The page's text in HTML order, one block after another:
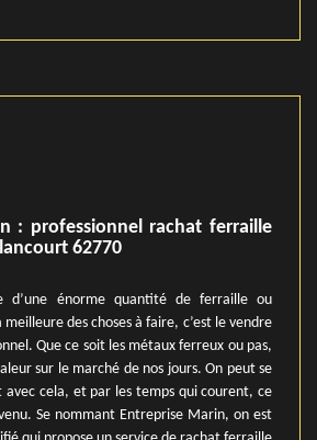
: professionnel rachat ferraille
62770
d’une énorme quantité de ferraille ou
des choses à faire, c’est le vendre
Que ce soit les métaux ferreux ou pas,
sur le marché de nos jours. On peut se
avec cela, et par les temps qui courent, ce
Se nommant Entreprise Marin, on est